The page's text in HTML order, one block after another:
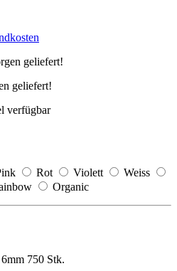
geliefert!
verfügbar
Rot Violett
Weiss
Organic
750 Stk.